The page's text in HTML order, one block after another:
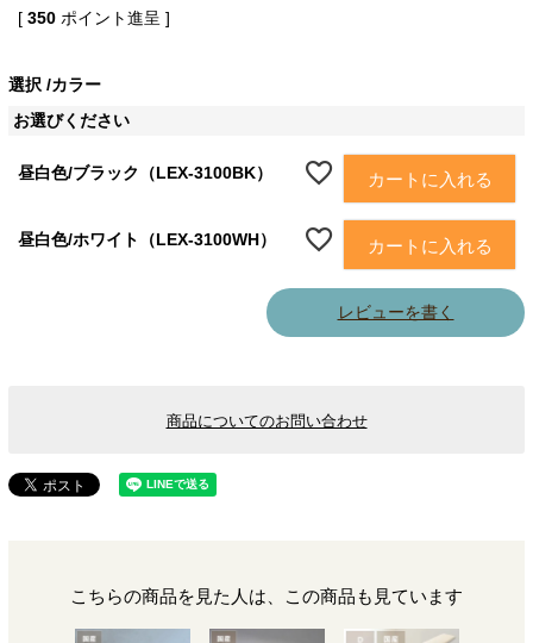
[ 350 ポイント進呈 ]
選択
カラー
お選びください
昼白色/ブラック（LEX-3100BK） カートに入れる
昼白色/ホワイト（LEX-3100WH） カートに入れる
レビューを書く
商品についてのお問い合わせ
こちらの商品を見た人は、この商品も見ています